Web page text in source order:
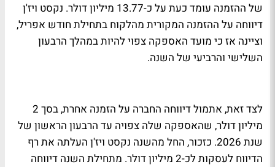
של ההזמנה עומד כעת על כ-13.77 מיליון דולר. נקסט ויז'ן
דיווחה על ההזמנה המקורית מהלקוח בתחילת חודש אפריל,
וציינה אז כי מועד האספקה צפוי להיות במהלך הרבעון
השלישי והרביעי של השנה.
לצד זאת, אתמול דיווחה החברה על הזמנה אחרת, בסך 2
מיליון דולר, שהאספקה שלה צפויה עד הרבעון הראשון של
שנת 2026. כזכור, החל מהשנה נקסט ויז'ן העלתה את רף
הדיווח לעסקות לכ-2 מיליון דולר. מתחילת השנה דיווחה